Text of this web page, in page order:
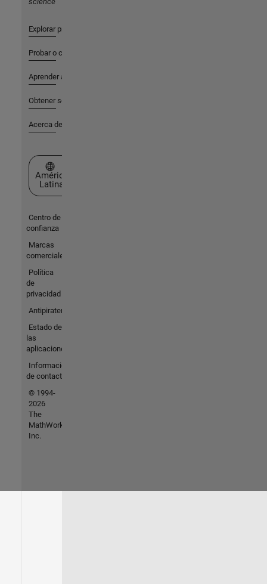
Explorar productos
Probar o comprar
Aprender a utilizar
Obtener soporte
Acerca de MathWorks
Seleccione un país/idioma
América
Latina
Centro de
confianza
Marcas
comerciales
Política
de
privacidad
Antipiratería
Estado de
las
aplicaciones
Información
de contacto
© 1994-
2026
The
MathWorks,
Inc.